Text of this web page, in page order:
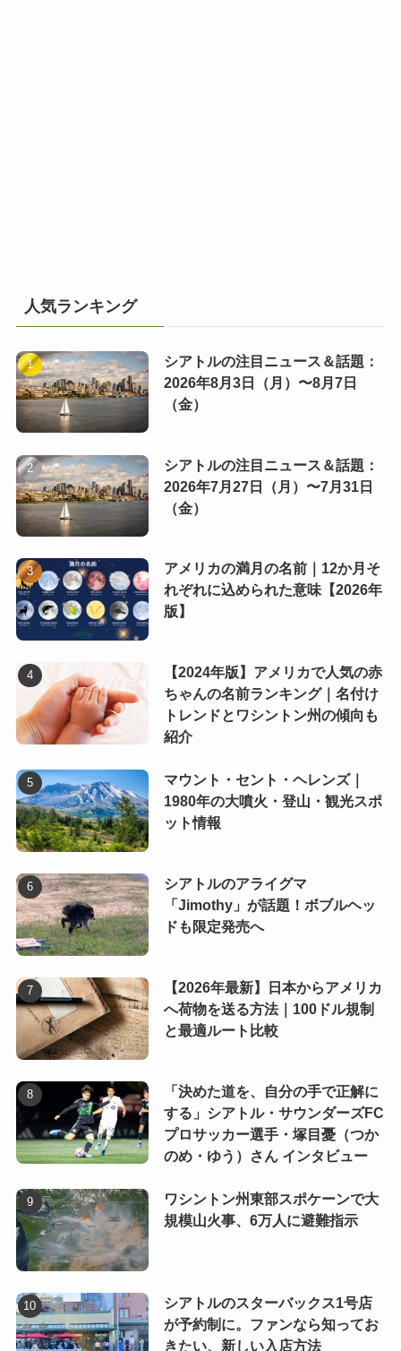
人気ランキング
シアトルの注目ニュース＆話題：
2026年8月3日（月）〜8月7日
（金）
シアトルの注目ニュース＆話題：
2026年7月27日（月）〜7月31日
（金）
アメリカの満月の名前｜12か月そ
れぞれに込められた意味【2026年
版】
【2024年版】アメリカで人気の赤
ちゃんの名前ランキング｜名付け
トレンドとワシントン州の傾向も
紹介
マウント・セント・ヘレンズ｜
1980年の大噴火・登山・観光スポ
ット情報
シアトルのアライグマ
「Jimothy」が話題！ボブルヘッ
ドも限定発売へ
【2026年最新】日本からアメリカ
へ荷物を送る方法｜100ドル規制
と最適ルート比較
「決めた道を、自分の手で正解に
する」シアトル・サウンダーズFC
プロサッカー選手・塚目憂（つか
のめ・ゆう）さん インタビュー
ワシントン州東部スポケーンで大
規模山火事、6万人に避難指示
シアトルのスターバックス1号店
が予約制に。ファンなら知ってお
きたい、新しい入店方法